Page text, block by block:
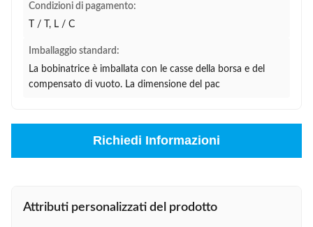
Condizioni di pagamento:
T / T, L / C
Imballaggio standard:
La bobinatrice è imballata con le casse della borsa e del
compensato di vuoto. La dimensione del pac
Richiedi Informazioni
Attributi personalizzati del prodotto